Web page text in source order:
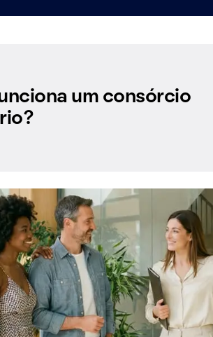
um consórcio